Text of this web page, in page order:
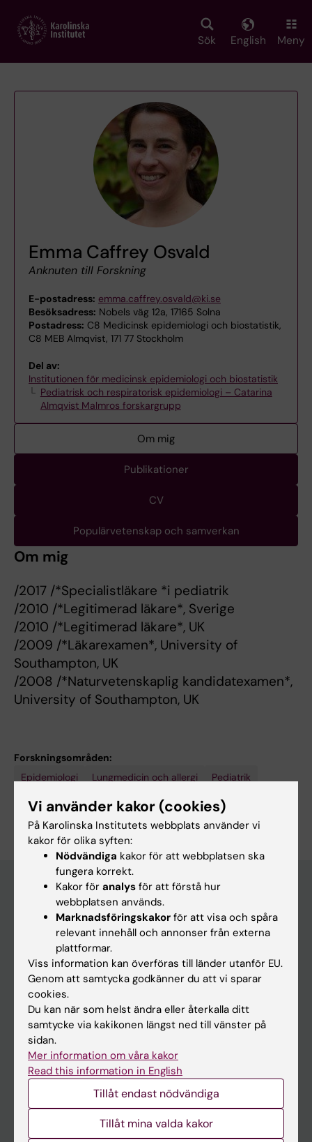
main
Sök English Meny
Emma Caffrey Osvald
Anknuten till Forskning
E-postadress: emma.caffrey.osvald@ki.se
Besöksadress: Nobels väg 12a, 17165 Solna
Postadress: C8 Medicinsk epidemiologi och biostatistik,
C8 MEB Almqvist, 171 77 Stockholm
Del av:
Institutionen för medicinsk epidemiologi och biostatistik
Pediatrisk och respiratorisk epidemiologi – Catarina
Almqvist Malmros forskargrupp
Om mig
Publikationer
CV
Populärvetenskap och samverkan
Om mig
/2017 /*Specialistläkare *i pediatrik
/2010 /*Legitimerad läkare*, Sverige
/2010 /*Legitimerad läkare*, UK
/2009 /*Läkarexamen*, University of
Southampton, UK
/2008 /*Naturvetenskaplig kandidatexamen*,
University of Southampton, UK
Forskningsområden:
Epidemiologi
Lungmedicin och allergi Pediatrik
Är du Emma Caffrey Osvald?
Redigera din profil
Huvudmeny
Utbildning
Forskarutbildning
Forskning
Om KI
På gång
Nyheter
Student
Vi använder kakor (cookies)
På Karolinska Institutets webbplats använder vi
kakor för olika syften:
Nödvändiga kakor för att webbplatsen ska
fungera korrekt.
Kakor för analys för att förstå hur
webbplatsen används.
Marknadsföringskakor för att visa och spåra
relevant innehåll och annonser från externa
plattformar.
Viss information kan överföras till länder utanför EU.
Genom att samtycka godkänner du att vi sparar
cookies.
Du kan när som helst ändra eller återkalla ditt
samtycke via kakikonen längst ned till vänster på
sidan.
Mer information om våra kakor
Read this information in English
Tillåt endast nödvändiga
Tillåt mina valda kakor